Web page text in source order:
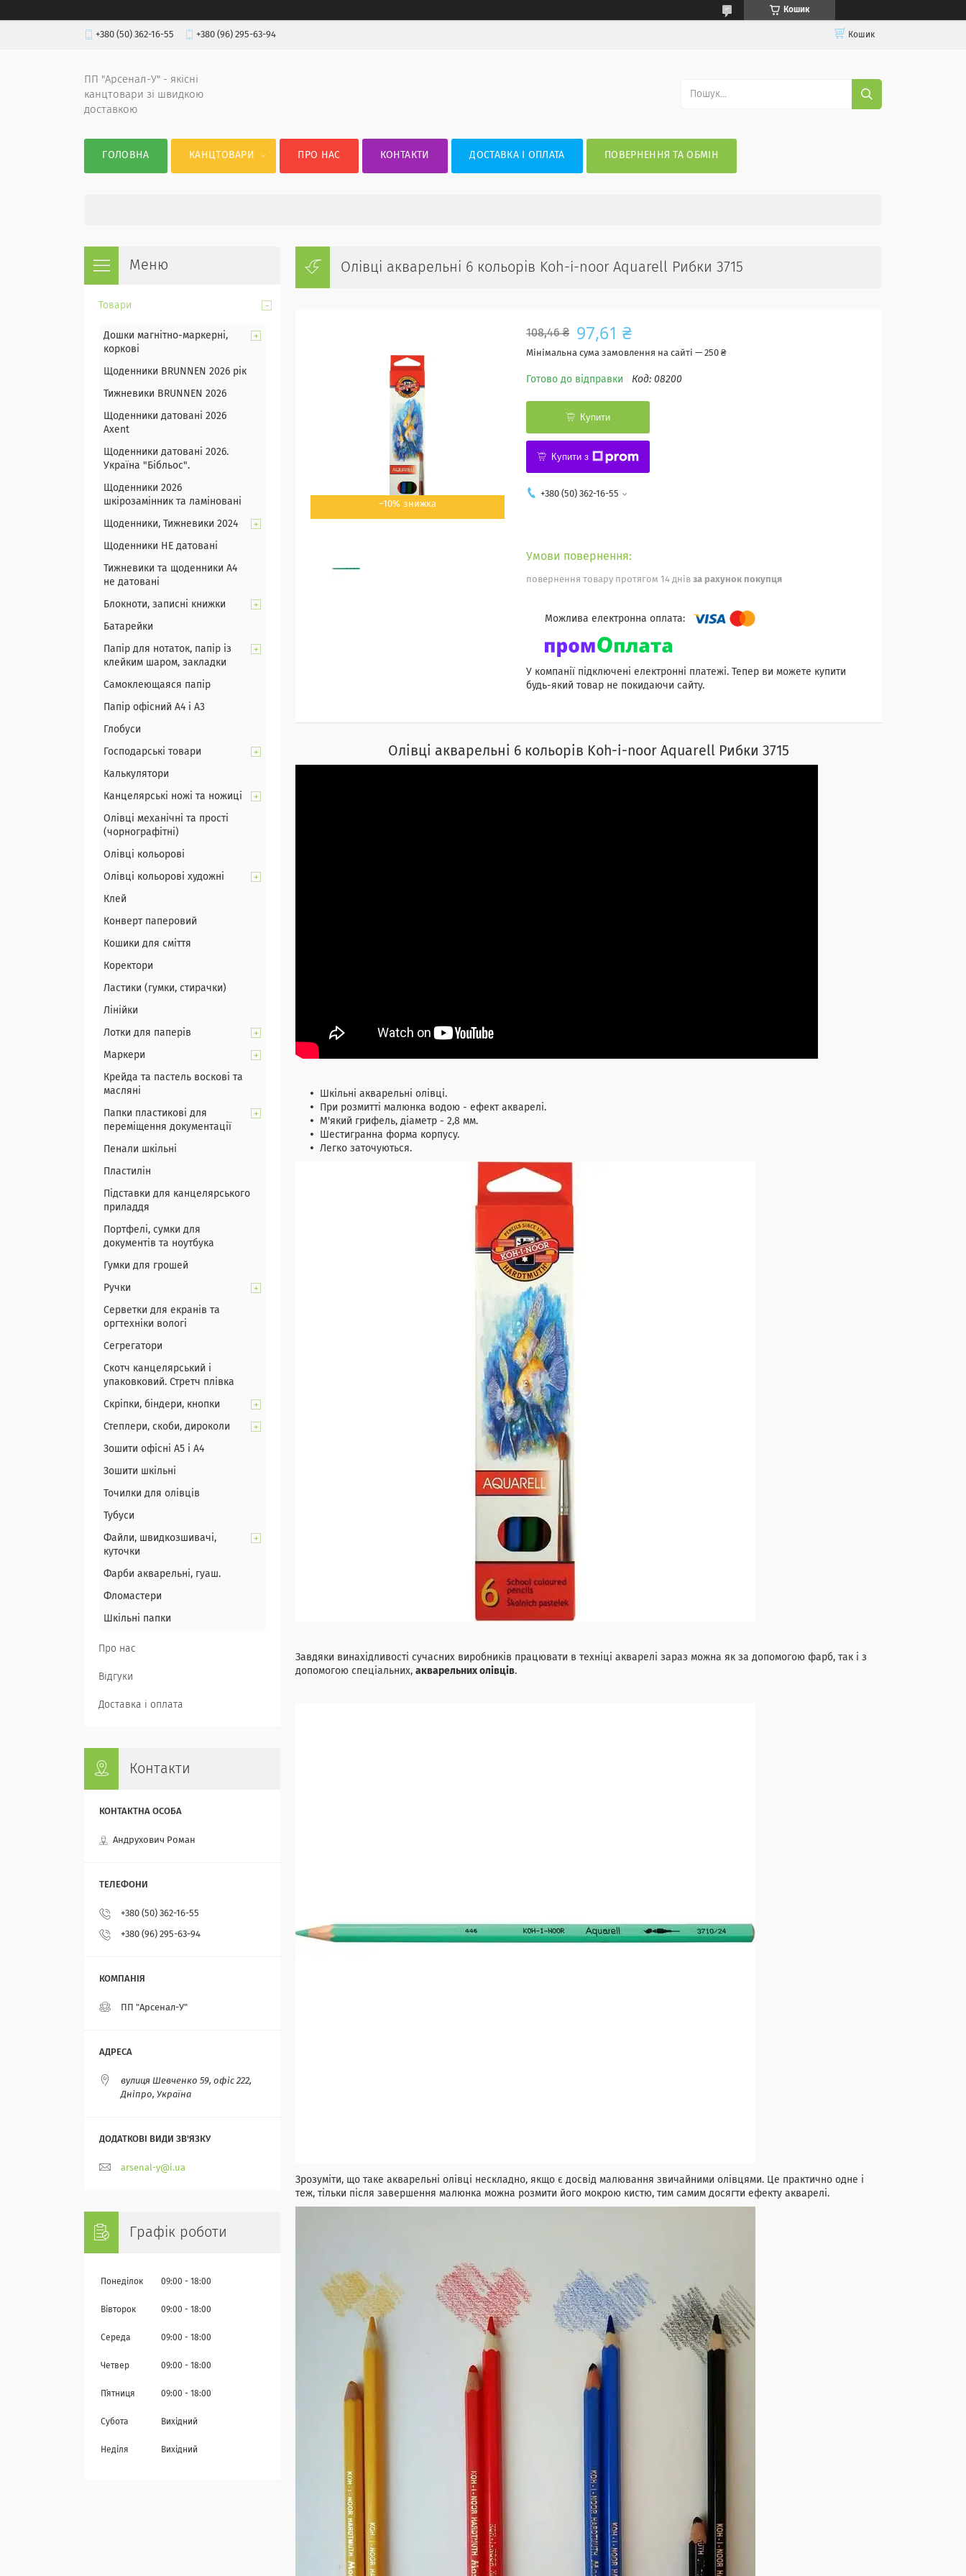
Кошик
+380 (50) 362-16-55 +380 (96) 295-63-94 Кошик
ПП "Арсенал-У" - якісні
канцтовари зі швидкою
доставкою
ГОЛОВНА КАНЦТОВАРИ ПРО НАС КОНТАКТИ ДОСТАВКА І ОПЛАТА ПОВЕРНЕННЯ ТА ОБМІН
Олівці акварельні 6 кольорів Koh-i-noor Aquarell Рибки 3715
–10%
108,46 ₴ 97,61 ₴
Мінімальна сума замовлення на сайті — 250 ₴
Готово до відправки Код: 08200
Купити
Купити з
+380 (50) 362-16-55
повернення товару протягом 14 днів за рахунок покупця
У компанії підключені електронні платежі. Тепер ви можете купити
будь-який товар не покидаючи сайту.
Олівці акварельні 6 кольорів Koh-i-noor Aquarell Рибки 3715
Шкільні акварельні олівці.
При розмитті малюнка водою - ефект акварелі.
М'який грифель, діаметр - 2,8 мм.
Шестигранна форма корпусу.
Легко заточуються.
Завдяки винахідливості сучасних виробників працювати в техніці акварелі зараз можна як за допомогою фарб, так і з
допомогою спеціальних, акварельних олівців.
Зрозуміти, що таке акварельні олівці нескладно, якщо є досвід малювання звичайними олівцями. Це практично одне і
теж, тільки після завершення малюнка можна розмити його мокрою кистю, тим самим досягти ефекту акварелі.
Товари
Дошки магнітно-маркерні,
коркові
Щоденники BRUNNEN 2026 рік
Тижневики BRUNNEN 2026
Щоденники датовані 2026
Axent
Щоденники датовані 2026.
Україна "Бібльос".
Щоденники 2026
шкірозамінник та ламіновані
Щоденники, Тижневики 2024
Щоденники НЕ датовані
Тижневики та щоденники А4
не датовані
Блокноти, записні книжки
Батарейки
Папір для нотаток, папір із
клейким шаром, закладки
Самоклеющаяся папір
Папір офісний А4 і А3
Глобуси
Господарські товари
Калькулятори
Канцелярські ножі та ножиці
Олівці механічні та прості
(чорнографітні)
Олівці кольорові
Олівці кольорові художні
Клей
Конверт паперовий
Кошики для сміття
Коректори
Ластики (гумки, стирачки)
Лінійки
Лотки для паперів
Маркери
Крейда та пастель воскові та
масляні
Папки пластикові для
переміщення документації
Пенали шкільні
Пластилін
Підставки для канцелярського
приладдя
Портфелі, сумки для
документів та ноутбука
Гумки для грошей
Ручки
Серветки для екранів та
оргтехніки вологі
Сегрегатори
Скотч канцелярський і
упаковковий. Стретч плівка
Скріпки, біндери, кнопки
Степлери, скоби, дироколи
Зошити офісні А5 і А4
Зошити шкільні
Точилки для олівців
Тубуси
Файли, швидкозшивачі,
куточки
Фарби акварельні, гуаш.
Фломастери
Шкільні папки
Про нас
Відгуки
Доставка і оплата
Контакти
Андрухович Роман
+380 (50) 362-16-55
+380 (96) 295-63-94
ПП "Арсенал-У"
вулиця Шевченко 59, офіс 222,
Дніпро, Україна
arsenal-y@i.ua
Графік роботи
Понеділок 09:00 18:00
Вівторок 09:00 18:00
Середа 09:00 18:00
Четвер 09:00 18:00
Пʼятниця 09:00 18:00
Субота Вихідний
Неділя Вихідний